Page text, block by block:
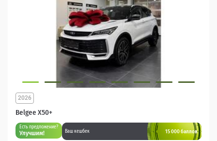
Belgee X50+
2026
Есть предложение?
Улучшим! Ваш кешбек 15 000 баллов